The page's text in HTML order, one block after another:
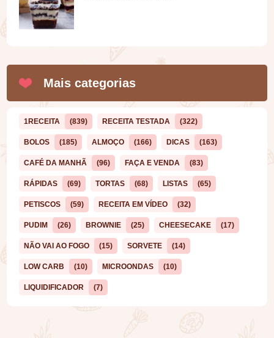
Mais categorias
1RECEITA (839) RECEITA TESTADA (322)
BOLOS (185) ALMOÇO (166) DICAS (163)
CAFÉ DA MANHÃ (96) FAÇA E VENDA (83)
RÁPIDAS (69) TORTAS (68) LISTAS (65)
PETISCOS (59) RECEITA EM VÍDEO (32)
PUDIM (26) BROWNIE (25) CHEESECAKE (17)
NÃO VAI AO FOGO (15) SORVETE (14)
LOW CARB (10) MICROONDAS (10)
LIQUIDIFICADOR (7)